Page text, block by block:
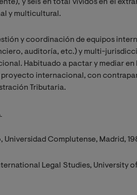
y seis en total vividos en el
y multicultural.
y coordinación de equipos
auditoría, etc.) y multi-
Habituado a pactar y mediar
proyecto internacional, con
Tributaria.
Universidad Complutense, Madrid,
Legal Studies, University